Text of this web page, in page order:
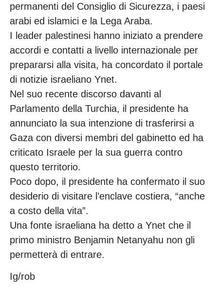
permanenti del Consiglio di Sicurezza, i paesi
arabi ed islamici e la Lega Araba.
I leader palestinesi hanno iniziato a prendere
accordi e contatti a livello internazionale per
prepararsi alla visita, ha concordato il portale
di notizie israeliano Ynet.
Nel suo recente discorso davanti al
Parlamento della Turchia, il presidente ha
annunciato la sua intenzione di trasferirsi a
Gaza con diversi membri del gabinetto ed ha
criticato Israele per la sua guerra contro
questo territorio.
Poco dopo, il presidente ha confermato il suo
desiderio di visitare l’enclave costiera, “anche
a costo della vita”.
Una fonte israeliana ha detto a Ynet che il
primo ministro Benjamin Netanyahu non gli
permetterà di entrare.
Ig/rob